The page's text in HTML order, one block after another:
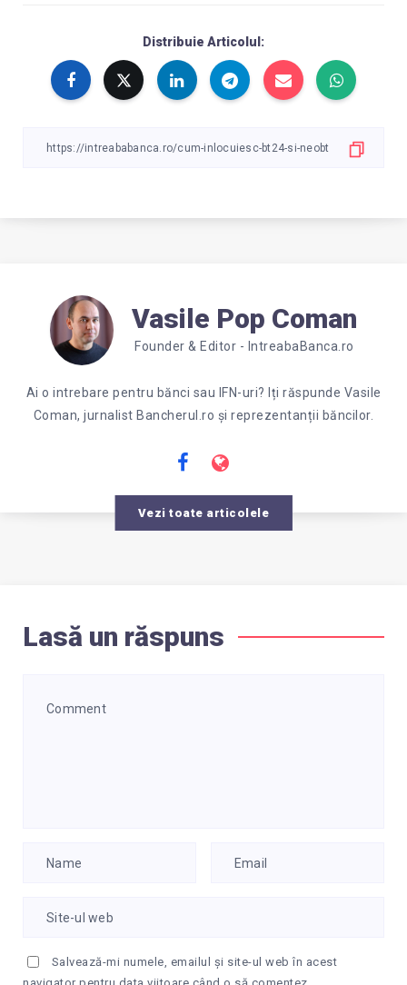
Distribuie Articolul:
Vasile Pop Coman
Founder & Editor - IntreabaBanca.ro
Ai o intrebare pentru bănci sau IFN-uri? Iți răspunde Vasile
Coman, jurnalist Bancherul.ro și reprezentanții băncilor.
Vezi toate articolele
Lasă un răspuns
Salvează-mi numele, emailul și site-ul web în acest